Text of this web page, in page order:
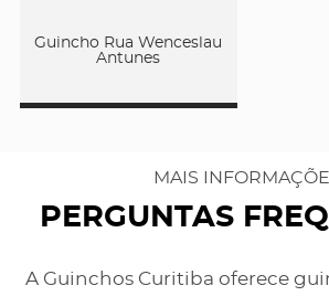
Guincho Rua Wenceslau
Antunes
MAIS
PERGUNTAS
A Guinchos Curitiba oferece